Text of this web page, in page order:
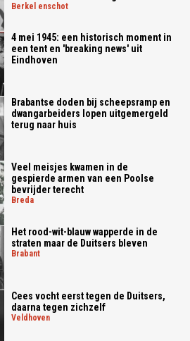
berkel enschot
4 mei 1945: een historisch moment in
een tent en 'breaking news' uit
Eindhoven
Brabantse doden bij scheepsramp en
dwangarbeiders lopen uitgemergeld
terug naar huis
Veel meisjes kwamen in de
gespierde armen van een Poolse
bevrijder terecht
breda
Het rood-wit-blauw wapperde in de
straten maar de Duitsers bleven
brabant
Cees vocht eerst tegen de Duitsers,
daarna tegen zichzelf
veldhoven